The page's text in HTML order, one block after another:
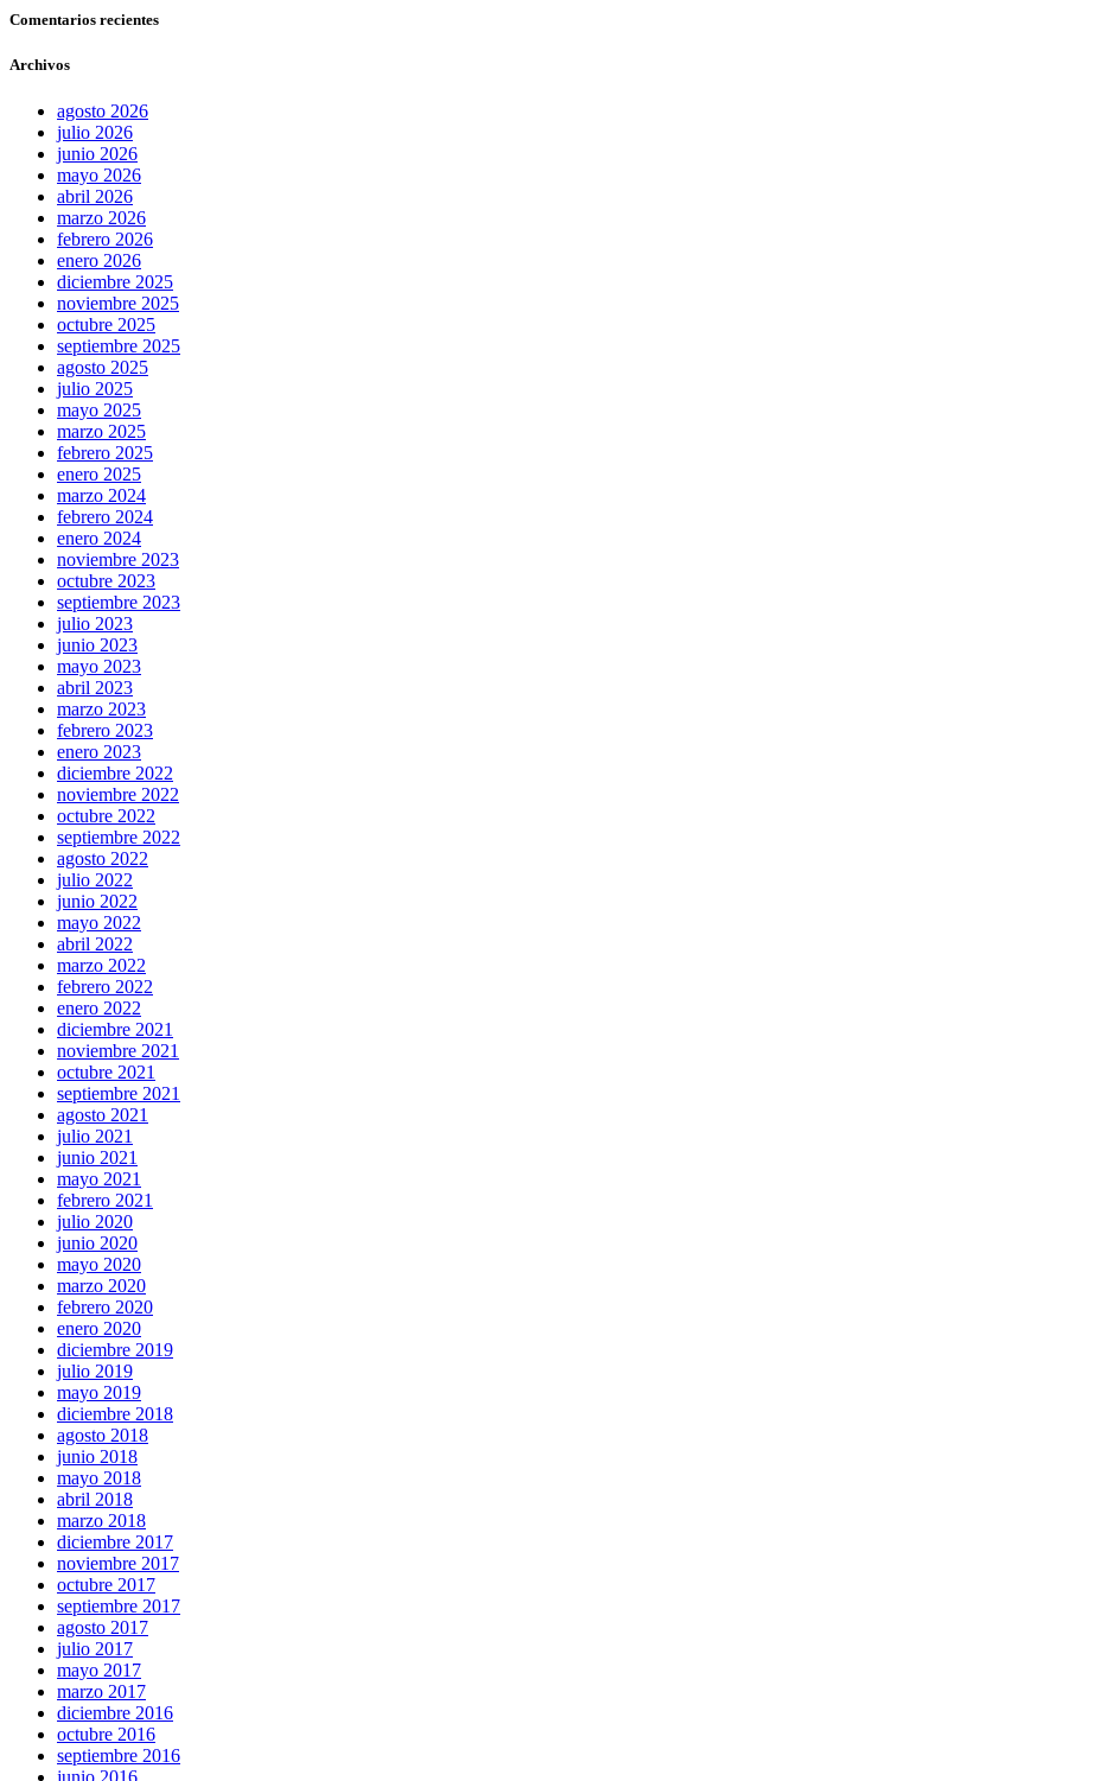
Comentarios recientes
Archivos
agosto 2026
julio 2026
junio 2026
mayo 2026
abril 2026
marzo 2026
febrero 2026
enero 2026
diciembre 2025
noviembre 2025
octubre 2025
septiembre 2025
agosto 2025
julio 2025
mayo 2025
marzo 2025
febrero 2025
enero 2025
marzo 2024
febrero 2024
enero 2024
noviembre 2023
octubre 2023
septiembre 2023
julio 2023
junio 2023
mayo 2023
abril 2023
marzo 2023
febrero 2023
enero 2023
diciembre 2022
noviembre 2022
octubre 2022
septiembre 2022
agosto 2022
julio 2022
junio 2022
mayo 2022
abril 2022
marzo 2022
febrero 2022
enero 2022
diciembre 2021
noviembre 2021
octubre 2021
septiembre 2021
agosto 2021
julio 2021
junio 2021
mayo 2021
febrero 2021
julio 2020
junio 2020
mayo 2020
marzo 2020
febrero 2020
enero 2020
diciembre 2019
julio 2019
mayo 2019
diciembre 2018
agosto 2018
junio 2018
mayo 2018
abril 2018
marzo 2018
diciembre 2017
noviembre 2017
octubre 2017
septiembre 2017
agosto 2017
julio 2017
mayo 2017
marzo 2017
diciembre 2016
octubre 2016
septiembre 2016